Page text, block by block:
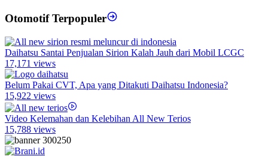
Otomotif Terpopuler
Daihatsu Santai Penjualan Sirion Kalah Jauh dari Mobil LCGC
17,171 views
Belum Pakai CVT, Apa yang Ditakuti Daihatsu Indonesia?
15,922 views
Video Kelemahan dan Kelebihan All New Terios
15,788 views